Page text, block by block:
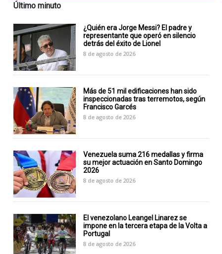
Último minuto
¿Quién era Jorge Messi? El padre y
representante que operó en silencio
detrás del éxito de Lionel
8 de agosto de 2026
Más de 51 mil edificaciones han sido
inspeccionadas tras terremotos, según
Francisco Garcés
8 de agosto de 2026
Venezuela suma 216 medallas y firma
su mejor actuación en Santo Domingo
2026
8 de agosto de 2026
El venezolano Leangel Linarez se
impone en la tercera etapa de la Volta a
Portugal
8 de agosto de 2026